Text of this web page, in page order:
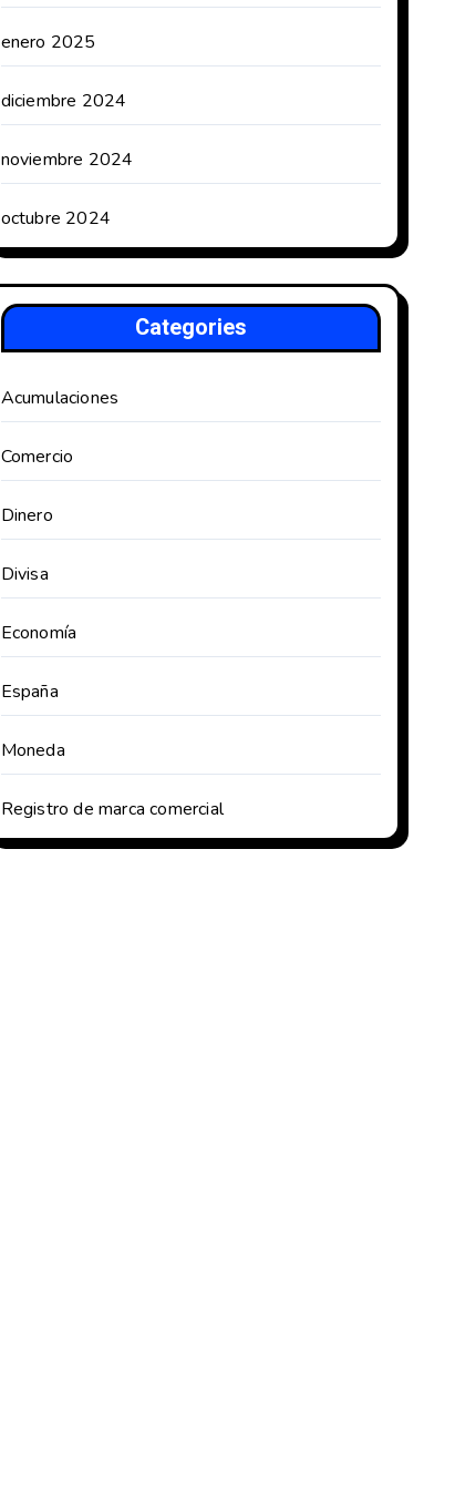
enero 2025
diciembre 2024
noviembre 2024
octubre 2024
Categories
Acumulaciones
Comercio
Dinero
Divisa
Economía
España
Moneda
Registro de marca comercial